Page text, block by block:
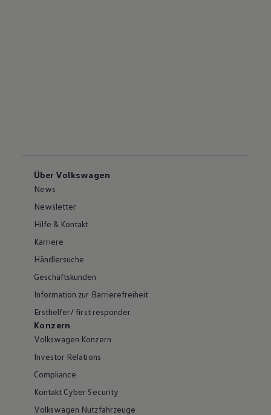
Über Volkswagen
News
Newsletter
Hilfe & Kontakt
Karriere
Händlersuche
Geschäftskunden
Information zur Barrierefreiheit
Ersthelfer/ first responder
Konzern
Volkswagen Konzern
Investor Relations
Compliance
Kontakt Cyber Security
Volkswagen Nutzfahrzeuge